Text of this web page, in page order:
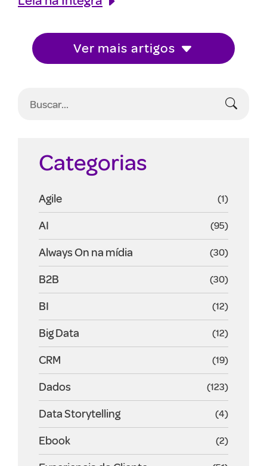
Ver mais artigos
Categorias
Agile (1)
AI (95)
Always On na mídia (30)
B2B (30)
BI (12)
Big Data (12)
CRM (19)
Dados (123)
Data Storytelling (4)
Ebook (2)